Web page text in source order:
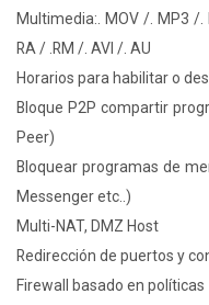
Multimedia:. MOV /. MP3 /.
RA / .RM /. AVI /. AU
Horarios para habilitar o
Bloque P2P compartir
Peer)
Bloquear programas de
Messenger etc..)
Multi-NAT, DMZ Host
Redirección de puertos y
Firewall basado en políticas